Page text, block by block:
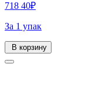
718 40₽
За 1 упак
В корзину